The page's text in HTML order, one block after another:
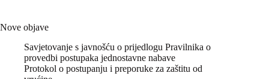
Nove objave
Savjetovanje s javnošću o prijedlogu Pravilnika o
provedbi postupaka jednostavne nabave
Protokol o postupanju i preporuke za zaštitu od